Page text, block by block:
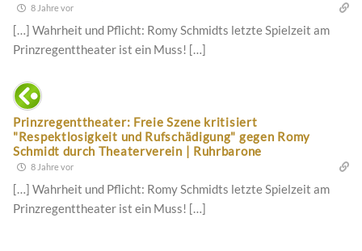
8 Jahre vor
[…] Wahrheit und Pflicht: Romy Schmidts letzte Spielzeit am
Prinzregenttheater ist ein Muss! […]
Prinzregenttheater: Freie Szene kritisiert
"Respektlosigkeit und Rufschädigung" gegen Romy
Schmidt durch Theaterverein | Ruhrbarone
8 Jahre vor
[…] Wahrheit und Pflicht: Romy Schmidts letzte Spielzeit am
Prinzregenttheater ist ein Muss! […]